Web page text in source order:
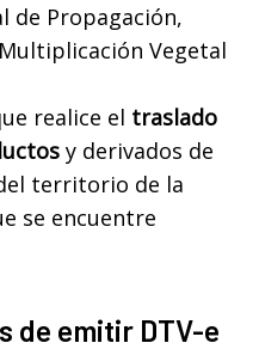
de Propagación,
Vegetal
realice el traslado
y derivados de
territorio de la
se encuentre
de emitir DTV-e